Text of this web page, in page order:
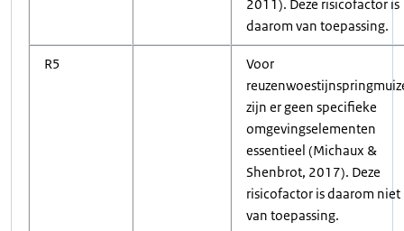
2011). Deze risicofactor is
daarom van toepassing.
R5
Voor
zijn er geen specifieke
omgevingselementen
essentieel (Michaux &
Shenbrot, 2017). Deze
risicofactor is daarom niet
van toepassing.